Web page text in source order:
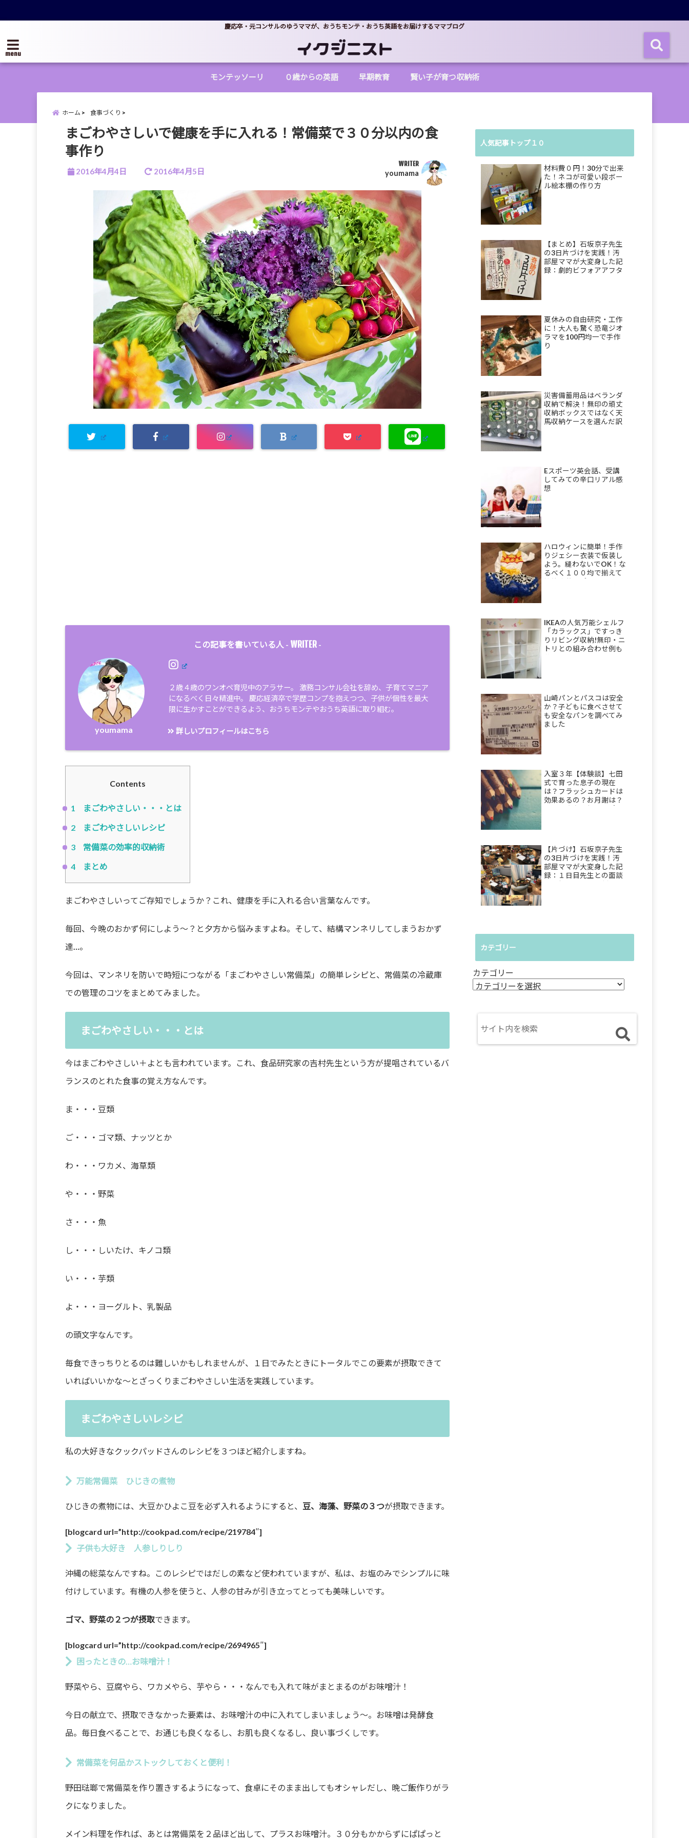
慶応卒・元コンサルのゆうママが、おうちモンテ・おうち英語をお届けするママブログ
menu
モンテッソーリ ０歳からの英語 早期教育 賢い子が育つ収納術
ホーム 食事づくり
まごわやさしいで健康を手に入れる！常備菜で３０分以内の食
事作り
2016年4月4日 2016年4月5日
WRITER
youmama
この記事を書いている人 - WRITER-
youmama
２歳４歳のワンオペ育児中のアラサー。 激務コンサル会社を辞め、子育てマニア
になるべく日々精進中。 慶応経済卒で学歴コンプを抱えつつ、子供が個性を最大
限に生かすことができるよう、おうちモンテやおうち英語に取り組む。
詳しいプロフィールはこちら
Contents
1
まごわやさしい・・・とは
2
まごわやさしいレシピ
3
常備菜の効率的収納術
4
まとめ
まごわやさしいってご存知でしょうか？これ、健康を手に入れる合い言葉なんです。
毎回、今晩のおかず何にしよう〜？と夕方から悩みますよね。そして、結構マンネリしてしまうおかず
達…。
今回は、マンネリを防いで時短につながる「まごわやさしい常備菜」の簡単レシピと、常備菜の冷蔵庫
での管理のコツをまとめてみました。
まごわやさしい・・・とは
今はまごわやさしい＋よとも言われています。これ、食品研究家の吉村先生という方が提唱されているバ
ランスのとれた食事の覚え方なんです。
ま・・・豆類
ご・・・ゴマ類、ナッツとか
わ・・・ワカメ、海草類
や・・・野菜
さ・・・魚
し・・・しいたけ、キノコ類
い・・・芋類
よ・・・ヨーグルト、乳製品
の頭文字なんです。
毎食できっちりとるのは難しいかもしれませんが、１日でみたときにトータルでこの要素が摂取できて
いればいいかな〜とざっくりまごわやさしい生活を実践しています。
まごわやさしいレシピ
私の大好きなクックパッドさんのレシピを３つほど紹介しますね。
万能常備菜 ひじきの煮物
ひじきの煮物には、大豆かひよこ豆を必ず入れるようにすると、 豆、海藻、野菜の３つが摂取できます。
[blogcard url=”http://cookpad.com/recipe/219784″]
子供も大好き 人参しりしり
沖縄の総菜なんですね。このレシピではだしの素など使われていますが、私は、お塩のみでシンプルに味
付けしています。有機の人参を使うと、人参の甘みが引き立ってとっても美味しいです。
ゴマ、野菜の２つが摂取できます。
[blogcard url=”http://cookpad.com/recipe/2694965″]
困ったときの…お味噌汁！
野菜やら、豆腐やら、ワカメやら、芋やら・・・なんでも入れて味がまとまるのがお味噌汁！
今日の献立で、摂取できなかった要素は、お味噌汁の中に入れてしまいましょう〜。お味噌は発酵食
品。毎日食べることで、お通じも良くなるし、お肌も良くなるし、良い事づくしです。
常備菜を何品かストックしておくと便利！
野田琺瑯で常備菜を作り置きするようになって、食卓にそのまま出してもオシャレだし、晩ご飯作りがラ
クになりました。
メイン料理を作れば、あとは常備菜を２品ほど出して、プラスお味噌汁。３０分もかからずにぱぱっと
人気記事トップ１０
材料費０円！30分で出来
た！ネコが可愛い段ボー
ル絵本棚の作り方
【まとめ】石坂京子先生
の3日片づけを実践！汚
部屋ママが大変身した記
録：劇的ビフォアアフタ
夏休みの自由研究・工作
に！大人も驚く恐竜ジオ
ラマを100円均一で手作
り
災害備蓄用品はベランダ
収納で解決！無印の頑丈
収納ボックスではなく天
馬収納ケースを選んだ訳
Eスポーツ英会話、受講
してみての辛口リアル感
想
ハロウィンに簡単！手作
りジェシー衣装で仮装し
よう。縫わないでOK！な
るべく１００均で揃えて
IKEAの人気万能シェルフ
「カラックス」ですっき
りリビング収納!無印・ニ
トリとの組み合わせ例も
公開！
山崎パンとパスコは安全
か？子どもに食べさせて
も安全なパンを調べてみ
ました
入室３年【体験談】七田
式で育った息子の現在
は？フラッシュカードは
効果あるの？お月謝は？
【片づけ】石坂京子先生
の3日片づけを実践！汚
部屋ママが大変身した記
録：１日目先生との面談
カテゴリー
カテゴリー